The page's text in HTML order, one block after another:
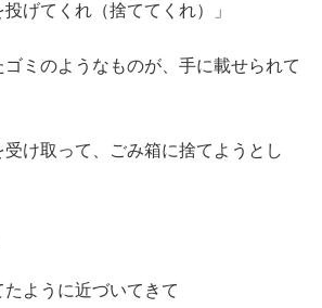
投げてくれ（捨ててくれ）」
ゴミのようなものが、手に載せられて
け取って、ごみ箱に捨てようとし
ように近づいてきて